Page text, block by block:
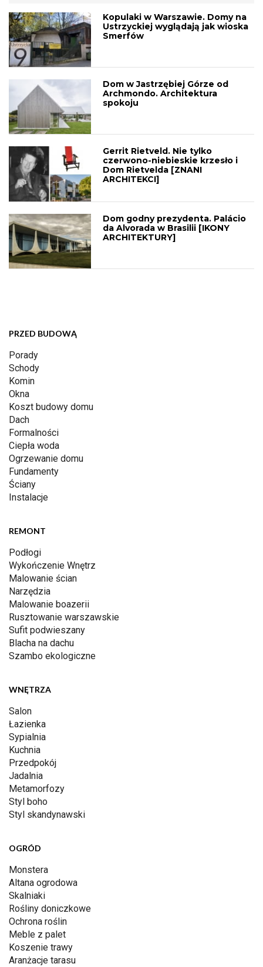
Kopulaki w Warszawie. Domy na
Ustrzyckiej wyglądają jak wioska
Smerfów
Dom w Jastrzębiej Górze od
Archmondo. Architektura
spokoju
Gerrit Rietveld. Nie tylko
czerwono-niebieskie krzesło i
Dom Rietvelda [ZNANI
ARCHITEKCI]
Dom godny prezydenta. Palácio
da Alvorada w Brasilii [IKONY
ARCHITEKTURY]
PRZED BUDOWĄ
Porady
Schody
Komin
Okna
Koszt budowy domu
Dach
Formalności
Ciepła woda
Ogrzewanie domu
Fundamenty
Ściany
Instalacje
REMONT
Podłogi
Wykończenie Wnętrz
Malowanie ścian
Narzędzia
Malowanie boazerii
Rusztowanie warszawskie
Sufit podwieszany
Blacha na dachu
Szambo ekologiczne
WNĘTRZA
Salon
Łazienka
Sypialnia
Kuchnia
Przedpokój
Jadalnia
Metamorfozy
Styl boho
Styl skandynawski
OGRÓD
Monstera
Altana ogrodowa
Skalniaki
Rośliny doniczkowe
Ochrona roślin
Meble z palet
Koszenie trawy
Aranżacje tarasu